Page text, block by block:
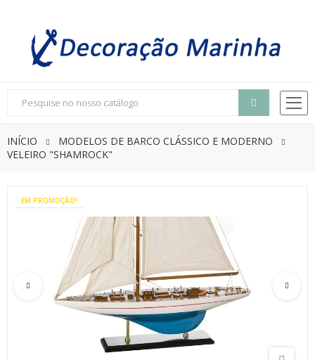
INÍCIO
MODELOS DE BARCO CLÁSSICO E MODERNO
VELEIRO "SHAMROCK"
EM PROMOÇÃO!